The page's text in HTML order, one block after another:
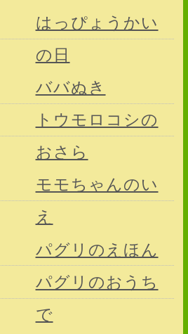
はっぴょうかい
の日
ババぬき
トウモロコシの
おさら
モモちゃんのい
え
パグリのえほん
パグリのおうち
で